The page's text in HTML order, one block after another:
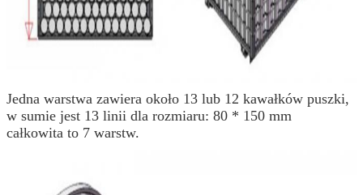
Jedna warstwa zawiera około 13 lub 12 kawałków puszki,
w sumie jest 13 linii dla rozmiaru: 80 * 150 mm
całkowita to 7 warstw.